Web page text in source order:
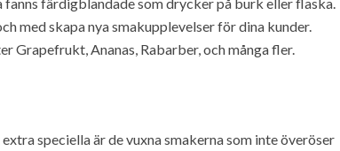
med skapa nya smakupplevelser för dina kunder.
Grapefrukt, Ananas, Rabarber, och många fler.
speciella är de vuxna smakerna som inte överöser